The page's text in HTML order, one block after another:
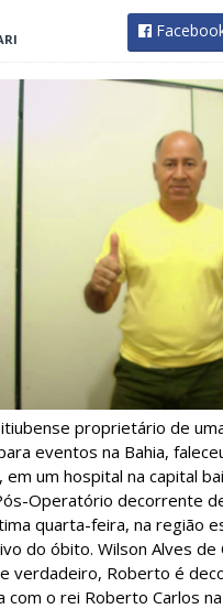
proprietário de
eventos na Bahia,
um hospital na capital
Operatório decorrente
quarta-feira, na região
do óbito. Wilson Alves de
verdadeiro, Roberto é
com o rei Roberto Carlos